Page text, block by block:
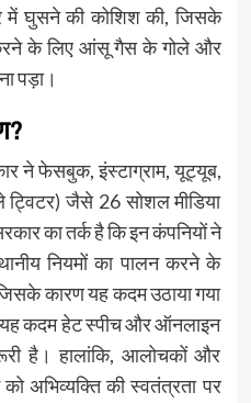
में घुसने की कोशिश की, जिसके
करने के लिए आंसू गैस के गोले और
पड़ा।
ने फेसबुक, इंस्टाग्राम, यूट्यूब,
जैसे 26 सोशल मीडिया
का तर्क है कि इन कंपनियों ने
नियमों का पालन करने के
कारण यह कदम उठाया गया
यह कदम हेट स्पीच और ऑनलाइन
है। हालांकि, आलोचकों और
अभिव्यक्ति की स्वतंत्रता पर